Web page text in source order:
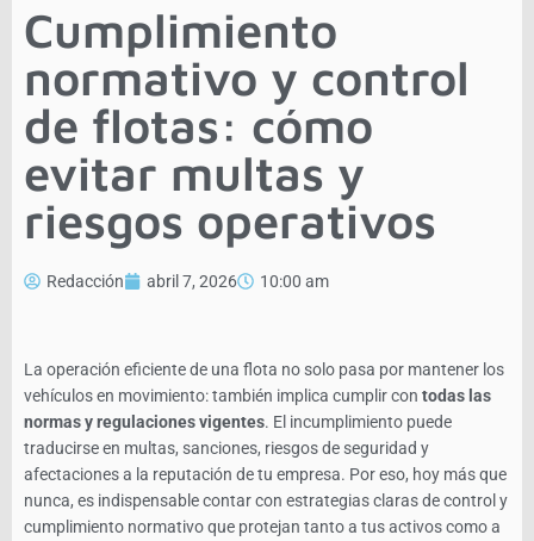
Cumplimiento
normativo y control
de flotas: cómo
evitar multas y
riesgos operativos
Redacción abril 7, 2026 10:00 am
La operación eficiente de una flota no solo pasa por mantener los
vehículos en movimiento: también implica cumplir con todas las
normas y regulaciones vigentes. El incumplimiento puede
traducirse en multas, sanciones, riesgos de seguridad y
afectaciones a la reputación de tu empresa. Por eso, hoy más que
nunca, es indispensable contar con estrategias claras de control y
cumplimiento normativo que protejan tanto a tus activos como a